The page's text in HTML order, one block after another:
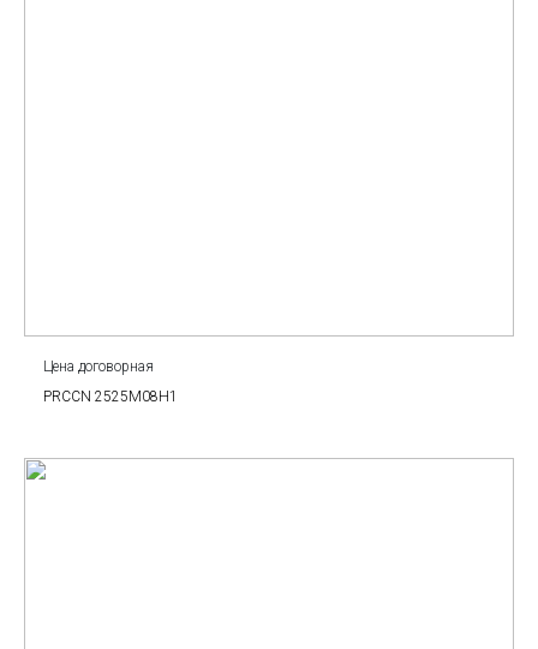
Цена договорная
PRCCN 2525M08H1